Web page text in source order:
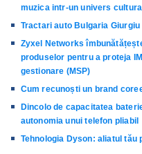
muzica intr-un univers
Tractari auto Bulgaria Giurgiu
Zyxel Networks
produselor pentru a proteja
gestionare (MSP)
Cum recunoști un brand
Dincolo de capacitatea
autonomia unui telefon pliabil
Tehnologia Dyson: aliatul